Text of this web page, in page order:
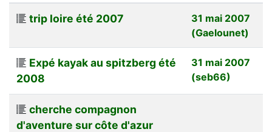
trip loire été 2007
31 mai 2007
(Gaelounet)
Expé kayak au spitzberg été
2008
31 mai 2007
(seb66)
cherche compagnon
d'aventure sur côte d'azur